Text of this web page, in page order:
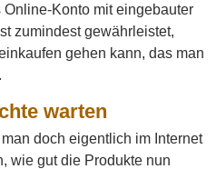
Konto mit eingebauter
zumindest gewährleistet,
gehen kann, das man
warten
doch eigentlich im Internet
wie gut die Produkte nun